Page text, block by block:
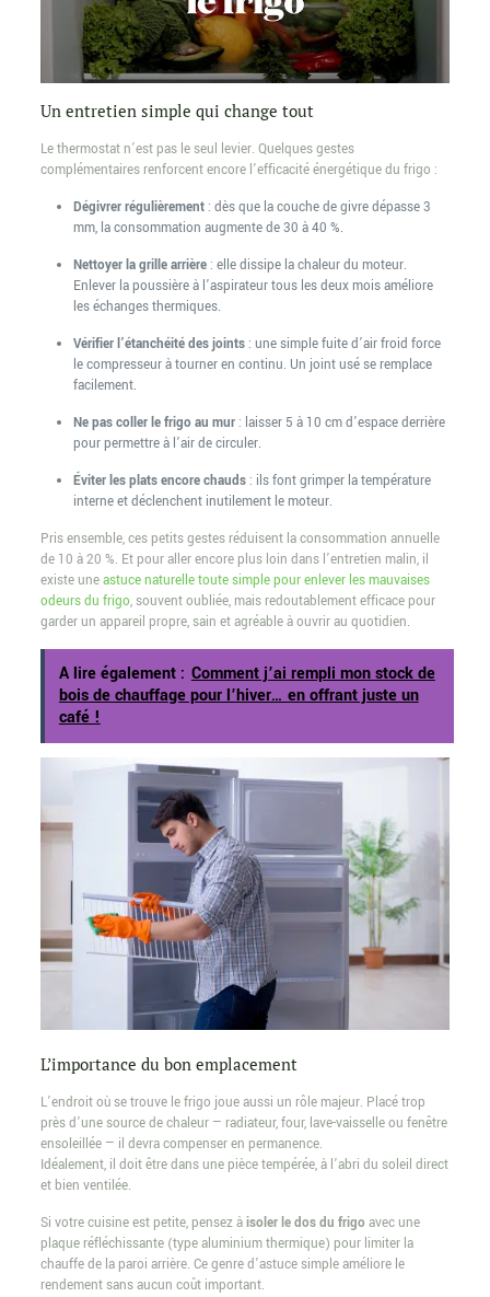
Un entretien simple qui change tout
Le thermostat n’est pas le seul levier. Quelques gestes
complémentaires renforcent encore l’efficacité énergétique du frigo :
Dégivrer régulièrement: dès que la couche de givre dépasse 3
mm, la consommation augmente de 30 à 40 %.
Nettoyer la grille arrière: elle dissipe la chaleur du moteur.
Enlever la poussière à l’aspirateur tous les deux mois améliore
les échanges thermiques.
Vérifier l’étanchéité des joints: une simple fuite d’air froid force
le compresseur à tourner en continu. Un joint usé se remplace
facilement.
Ne pas coller le frigo au mur: laisser 5 à 10 cm d’espace derrière
pour permettre à l’air de circuler.
Éviter les plats encore chauds: ils font grimper la température
interne et déclenchent inutilement le moteur.
Pris ensemble, ces petits gestes réduisent la consommation annuelle
de 10 à 20 %. Et pour aller encore plus loin dans l’entretien malin, il
existe uneastuce naturelle toute simple pour enlever les mauvaises
odeurs du frigo, souvent oubliée, mais redoutablement efficace pour
garder un appareil propre, sain et agréable à ouvrir au quotidien.
A lire également : Comment j’ai rempli mon stock de
bois de chauffage pour l’hiver… en offrant juste un
café !
L’importance du bon emplacement
L’endroit où se trouve le frigo joue aussi un rôle majeur. Placé trop
près d’une source de chaleur — radiateur, four, lave-vaisselle ou fenêtre
ensoleillée — il devra compenser en permanence.
Idéalement, il doit être dans une pièce tempérée, à l’abri du soleil direct
et bien ventilée.
Si votre cuisine est petite, pensez àisoler le dos du frigo avec une
plaque réfléchissante (type aluminium thermique) pour limiter la
chauffe de la paroi arrière. Ce genre d’astuce simple améliore le
rendement sans aucun coût important.